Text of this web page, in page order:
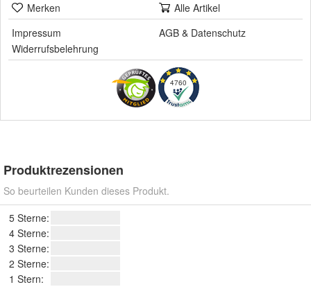
Merken
Alle Artikel
Impressum
AGB & Datenschutz
Widerrufsbelehrung
4760
Produktrezensionen
So beurteilen Kunden dieses Produkt.
5 Sterne:
4 Sterne:
3 Sterne:
2 Sterne:
1 Stern: